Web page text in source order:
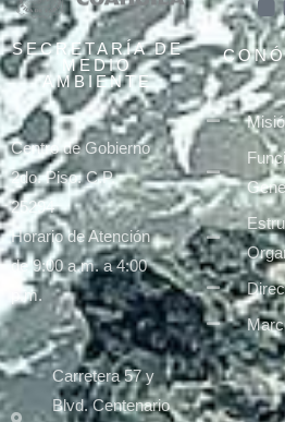
SECRETARÍA DE
MEDIO
AMBIENTE
Centro de Gobierno
2do. Piso. C.P.
25294
Horario de Atención
de 9:00 a.m. a 4:00
p.m.
Carretera 57 y
Blvd. Centenario